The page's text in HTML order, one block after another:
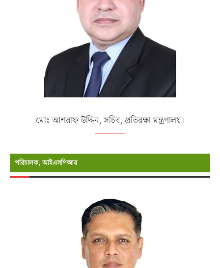
মোঃ আশরাফ উদ্দিন, সচিব, প্রতিরক্ষা মন্ত্রণালয়।
পরিচালক, আইএসপিআর